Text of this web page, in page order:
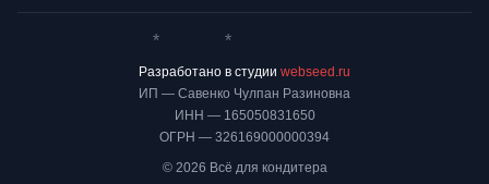
ИП — Савенко Чулпан Разиновна
ИНН — 165050831650
ОГРН — 326169000000394
© 2026 Всё для кондитера
* *
Разработано в студии webseed.ru